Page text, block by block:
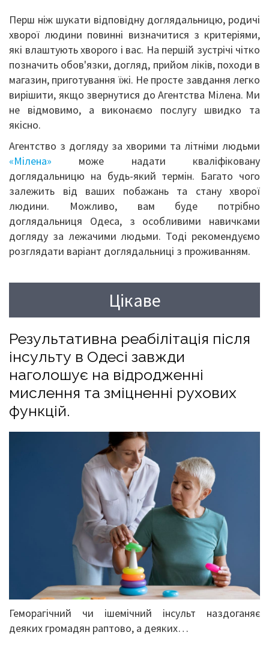
Перш ніж шукати відповідну доглядальницю, родичі
хворої людини повинні визначитися з критеріями,
які влаштують хворого і вас. На першій зустрічі чітко
позначить обов'язки, догляд, прийом ліків, походи в
магазин, приготування їжі. Не просте завдання легко
вирішити, якщо звернутися до Агентства Мілена. Ми
не відмовимо, а виконаємо послугу швидко та
якісно.
Агентство з догляду за хворими та літніми людьми
«Мілена» може надати кваліфіковану
доглядальницю на будь-який термін. Багато чого
залежить від ваших побажань та стану хворої
людини. Можливо, вам буде потрібно
доглядальниця Одеса, з особливими навичками
догляду за лежачими людьми. Тоді рекомендуємо
розглядати варіант доглядальниці з проживанням.
Цікаве
Результативна реабілітація після
інсульту в Одесі завжди
наголошує на відродженні
мислення та зміцненні рухових
функцій.
Геморагічний чи ішемічний інсульт наздоганяє
деяких громадян раптово, а деяких…